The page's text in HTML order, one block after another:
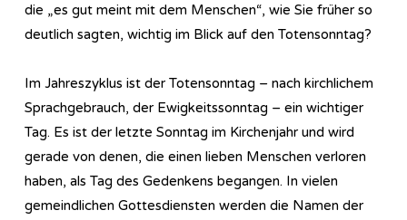
die „es gut meint mit dem Menschen“, wie Sie früher so
deutlich sagten, wichtig im Blick auf den Totensonntag?
Im Jahreszyklus ist der Totensonntag – nach kirchlichem
Sprachgebrauch, der Ewigkeitssonntag – ein wichtiger
Tag. Es ist der letzte Sonntag im Kirchenjahr und wird
gerade von denen, die einen lieben Menschen verloren
haben, als Tag des Gedenkens begangen. In vielen
gemeindlichen Gottesdiensten werden die Namen der